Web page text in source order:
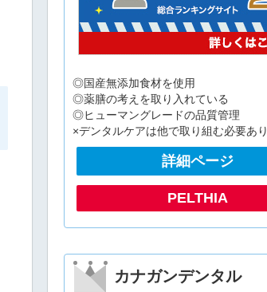
◎国産無添加食材を使用
◎薬膳の考えを取り入れている
◎ヒューマングレードの品質管理
×デンタルケアは他で取り組む必要あり
詳細ページ
PELTHIA
カナガンデンタル